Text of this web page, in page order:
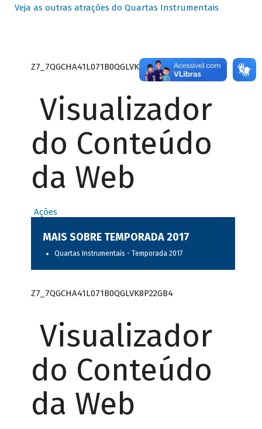
Veja as outras atrações do Quartas Instrumentais
Z7_7QGCHA41L071B0QGLVK8P22GJ7
Visualizador
do Conteúdo
da Web
Ações
MAIS SOBRE TEMPORADA 2017
Quartas Instrumentais - Temporada 2017
Z7_7QGCHA41L071B0QGLVK8P22GB4
Visualizador
do Conteúdo
da Web